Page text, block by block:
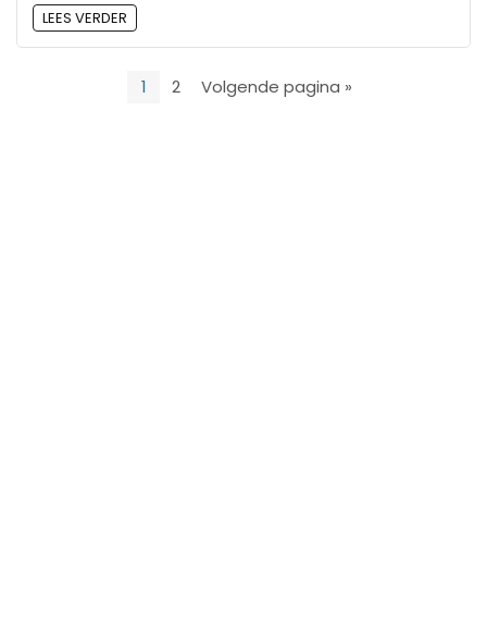
LEES VERDER
1 2 Volgende pagina »